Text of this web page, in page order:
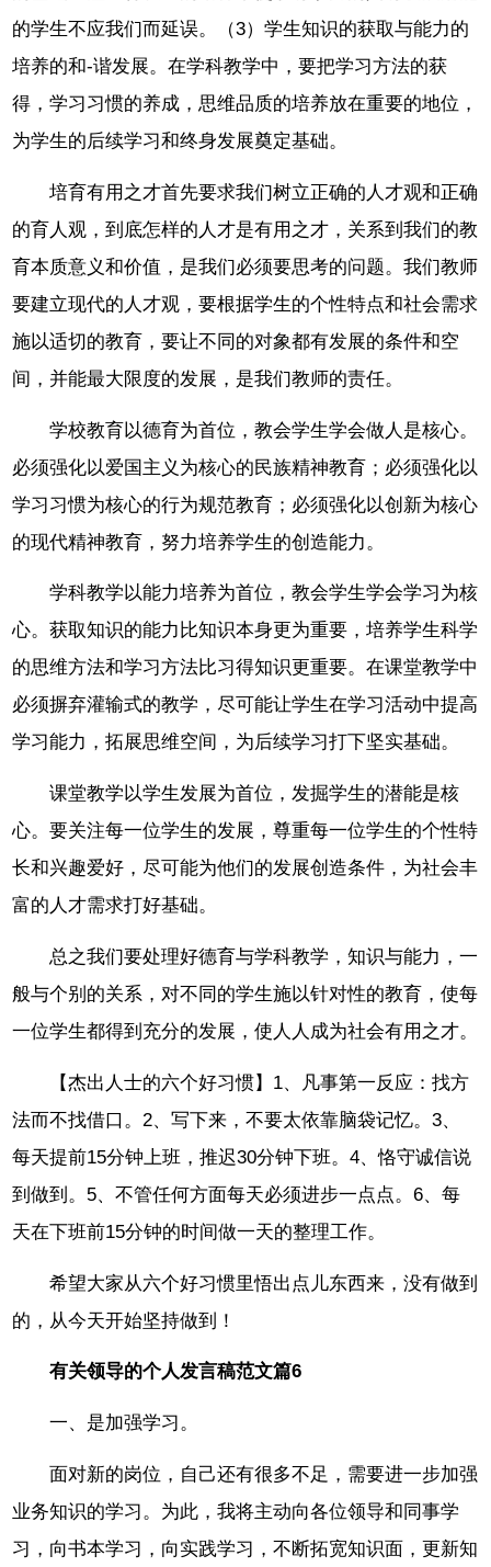
的学生不应我们而延误。（3）学生知识的获取与能力的
培养的和-谐发展。在学科教学中，要把学习方法的获
得，学习习惯的养成，思维品质的培养放在重要的地位，
为学生的后续学习和终身发展奠定基础。
培育有用之才首先要求我们树立正确的人才观和正确
的育人观，到底怎样的人才是有用之才，关系到我们的教
育本质意义和价值，是我们必须要思考的问题。我们教师
要建立现代的人才观，要根据学生的个性特点和社会需求
施以适切的教育，要让不同的对象都有发展的条件和空
间，并能最大限度的发展，是我们教师的责任。
学校教育以德育为首位，教会学生学会做人是核心。
必须强化以爱国主义为核心的民族精神教育；必须强化以
学习习惯为核心的行为规范教育；必须强化以创新为核心
的现代精神教育，努力培养学生的创造能力。
学科教学以能力培养为首位，教会学生学会学习为核
心。获取知识的能力比知识本身更为重要，培养学生科学
的思维方法和学习方法比习得知识更重要。在课堂教学中
必须摒弃灌输式的教学，尽可能让学生在学习活动中提高
学习能力，拓展思维空间，为后续学习打下坚实基础。
课堂教学以学生发展为首位，发掘学生的潜能是核
心。要关注每一位学生的发展，尊重每一位学生的个性特
长和兴趣爱好，尽可能为他们的发展创造条件，为社会丰
富的人才需求打好基础。
总之我们要处理好德育与学科教学，知识与能力，一
般与个别的关系，对不同的学生施以针对性的教育，使每
一位学生都得到充分的发展，使人人成为社会有用之才。
【杰出人士的六个好习惯】1、凡事第一反应：找方
法而不找借口。2、写下来，不要太依靠脑袋记忆。3、
每天提前15分钟上班，推迟30分钟下班。4、恪守诚信说
到做到。5、不管任何方面每天必须进步一点点。6、每
天在下班前15分钟的时间做一天的整理工作。
希望大家从六个好习惯里悟出点儿东西来，没有做到
的，从今天开始坚持做到！
有关领导的个人发言稿范文篇6
一、是加强学习。
面对新的岗位，自己还有很多不足，需要进一步加强
业务知识的学习。为此，我将主动向各位领导和同事学
习，向书本学习，向实践学习，不断拓宽知识面，更新知